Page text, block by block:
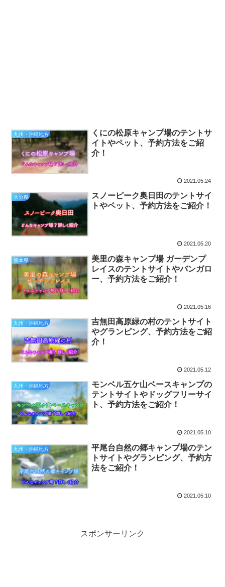
九州・沖縄地方
くにの松原キャンプ場のテントサ
イトやペット、予約方法をご紹
介！
2021.05.24
大分県
スノーピーク奥日田のテントサイ
トやペット、予約方法をご紹介！
2021.05.20
熊本県
美里の森キャンプ場 ガーデンプ
レイスのテントサイトやバンガロ
ー、予約方法をご紹介！
2021.05.16
九州・沖縄地方
吉無田高原緑の村のテントサイト
やグランピング、予約方法をご紹
介！
2021.05.12
九州・沖縄地方
モンベル五ケ山ベースキャンプの
テントサイトやドッグフリーサイ
ト、予約方法をご紹介！
2021.05.10
九州・沖縄地方
平尾台自然の郷キャンプ場のテン
トサイトやグランピング、予約方
法をご紹介！
2021.05.10
スポンサーリンク